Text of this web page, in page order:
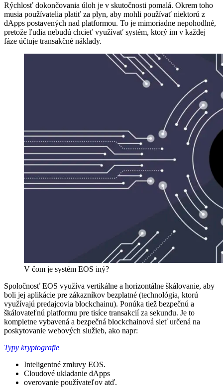
Rýchlosť dokončovania úloh je v skutočnosti pomalá. Okrem toho
musia používatelia platiť za plyn, aby mohli používať niektorú z
dApps postavených nad platformou. To je mimoriadne nepohodlné,
pretože ľudia nebudú chcieť využívať systém, ktorý im v každej
fáze účtuje transakčné náklady.
V čom je systém EOS iný?
Spoločnosť EOS využíva vertikálne a horizontálne škálovanie, aby
boli jej aplikácie pre zákazníkov bezplatné (technológia, ktorú
využívajú predajcovia blockchainu). Ponúka tiež bezpečnú a
škálovateľnú platformu pre tisíce transakcií za sekundu. Je to
kompletne vybavená a bezpečná blockchainová sieť určená na
poskytovanie webových služieb, ako napr:
Typy kryptografie
Inteligentné zmluvy EOS.
Cloudové ukladanie dApps
overovanie používateľov atď.